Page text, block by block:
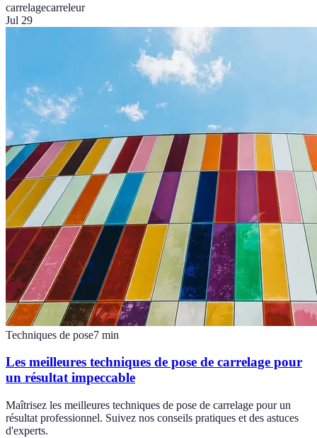
carrelagecarreleur
Jul 29
Techniques de pose7 min
Les meilleures techniques de pose de carrelage pour
un résultat impeccable
Maîtrisez les meilleures techniques de pose de carrelage pour un
résultat professionnel. Suivez nos conseils pratiques et des astuces
d'experts.